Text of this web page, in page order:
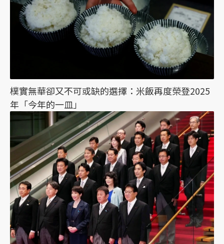
樸實無華卻又不可或缺的選擇：米飯再度榮登2025
年「今年的一皿」